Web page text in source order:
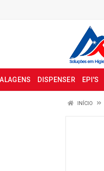
DISPENSER EPI'S
INÍCIO